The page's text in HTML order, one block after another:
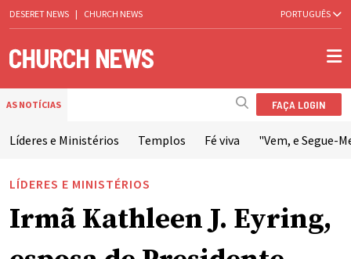
DESERET NEWS | CHURCH NEWS PORTUGUÊS
AS NOTÍCIAS FAÇA LOGIN
Líderes e Ministérios Templos Fé viva "Vem, e Segue-
LÍDERES E MINISTÉRIOS
Irmã Kathleen J. Eyring,